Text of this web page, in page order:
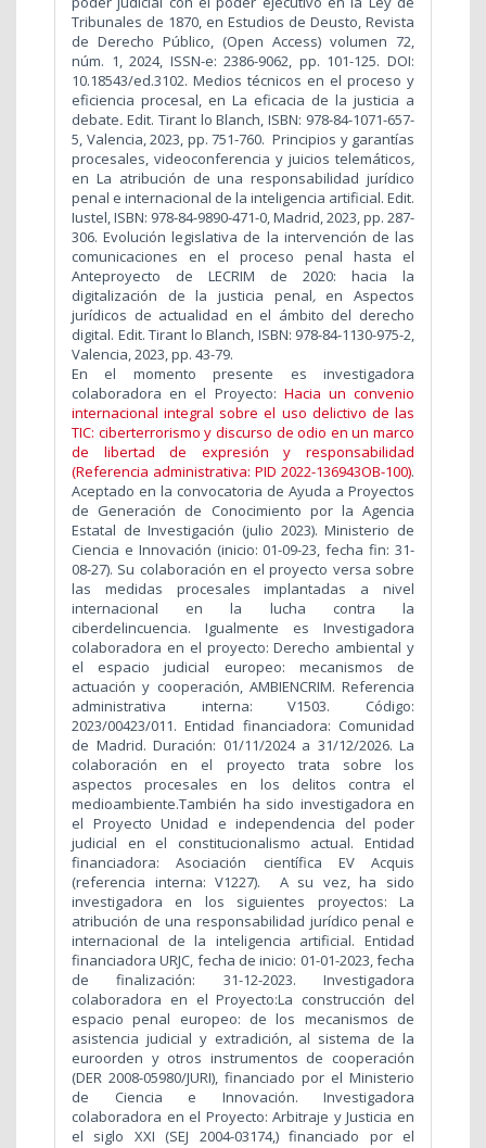
Tribunales de 1870, en Estudios de Deusto, Revista
de Derecho Público, (Open Access) volumen 72,
núm. 1, 2024, ISSN-e: 2386-9062, pp. 101-125. DOI:
10.18543/ed.3102. Medios técnicos en el proceso y
eficiencia procesal, en La eficacia de la justicia a
debate. Edit. Tirant lo Blanch, ISBN: 978-84-1071-657-
5, Valencia, 2023, pp. 751-760. Principios y garantías
procesales, videoconferencia y juicios telemáticos,
en La atribución de una responsabilidad jurídico
penal e internacional de la inteligencia artificial. Edit.
Iustel, ISBN: 978-84-9890-471-0, Madrid, 2023, pp. 287-
306.Evolución legislativa de la intervención de las
comunicaciones en el proceso penal hasta el
Anteproyecto de LECRIM de 2020: hacia la
digitalización de la justicia penal, en Aspectos
jurídicos de actualidad en el ámbito del derecho
digital. Edit. Tirant lo Blanch, ISBN: 978-84-1130-975-2,
Valencia, 2023, pp. 43-79.
En el momento presente es investigadora
colaboradora en el Proyecto: Hacia un convenio
internacional integral sobre el uso delictivo de las
TIC: ciberterrorismo y discurso de odio en un marco
de libertad de expresión y responsabilidad
(Referencia administrativa: PID 2022-136943OB-100).
Aceptado en la convocatoria de Ayuda a Proyectos
de Generación de Conocimiento por la Agencia
Estatal de Investigación (julio 2023). Ministerio de
Ciencia e Innovación (inicio: 01-09-23, fecha fin: 31-
08-27). Su colaboración en el proyecto versa sobre
las medidas procesales implantadas a nivel
internacional en la lucha contra la
ciberdelincuencia. Igualmente es Investigadora
colaboradora en el proyecto: Derecho ambiental y
el espacio judicial europeo: mecanismos de
actuación y cooperación, AMBIENCRIM. Referencia
administrativa interna: V1503. Código:
2023/00423/011. Entidad financiadora: Comunidad
de Madrid. Duración: 01/11/2024 a 31/12/2026. La
colaboración en el proyecto trata sobre los
aspectos procesales en los delitos contra el
medioambiente.También ha sido investigadora en
el Proyecto Unidad e independencia del poder
judicial en el constitucionalismo actual. Entidad
financiadora: Asociación científica EV Acquis
(referencia interna: V1227). A su vez, ha sido
investigadora en los siguientes proyectos: La
atribución de una responsabilidad jurídico penal e
internacional de la inteligencia artificial. Entidad
financiadora URJC, fecha de inicio: 01-01-2023, fecha
de finalización: 31-12-2023. Investigadora
colaboradora en el Proyecto:La construcción del
espacio penal europeo: de los mecanismos de
asistencia judicial y extradición, al sistema de la
euroorden y otros instrumentos de cooperación
(DER 2008-05980/JURI), financiado por el Ministerio
de Ciencia e Innovación. Investigadora
colaboradora en el Proyecto: Arbitraje y Justicia en
el siglo XXI (SEJ 2004-03174,) financiado por el